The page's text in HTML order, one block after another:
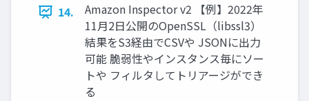
14.
Amazon Inspector v2 【例】2022年
11月2日公開のOpenSSL（libssl3）
結果をS3経由でCSVや JSONに出力
可能 脆弱性やインスタンス毎にソー
トや フィルタしてトリアージができ
る